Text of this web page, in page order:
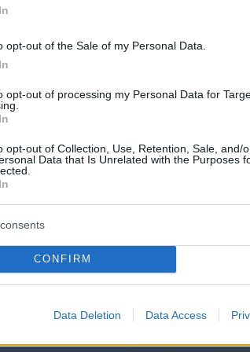
opt-out of the Sale of my Personal Data.
opt-out of processing my Personal Data for
opt-out of Collection, Use, Retention, Sale, and/
Data that Is Unrelated with the Purposes
CONFIRM
Data Deletion Data Access
για μια ανεξάρτητη
με επενδύσεις και
δώσουμε μια νέα πνοή στην
θα γίνει ένα μεγάλο έθνος
και σε όσους τον ψήφισαν
σε όσους απείχαν, ανέφερε ότι
απαντήσεις.
υποστηρικτές του να μην